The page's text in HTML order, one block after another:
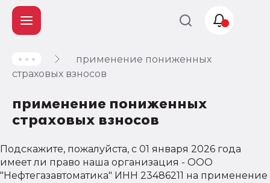
применение пониженных
страховых взносов
применение пониженных
страховых взносов
Подскажите, пожалуйста, с 01 января 2026 года
имеет ли право наша организация - ООО
"Нефтегазавтоматика" ИНН 23486211 на применение
Учет и
налогообложение
Автоматизация